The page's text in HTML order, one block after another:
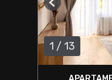
1 / 13
Previous